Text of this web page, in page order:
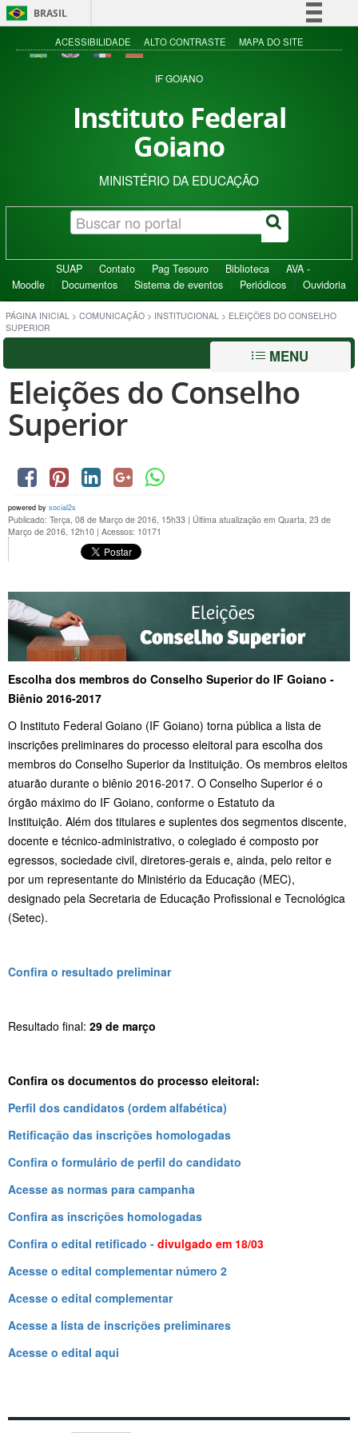
BRASIL
Simplifique!
Acesso à informação
ACESSIBILIDADE ALTO CONTRASTE MAPA DO SITE
IF GOIANO
Instituto Federal
Goiano
MINISTÉRIO DA EDUCAÇÃO
SUAP Contato Pag Tesouro Biblioteca
AVA -
Moodle
Documentos Sistema de eventos Periódicos Ouvidoria
PÁGINA INICIAL > COMUNICAÇÃO > INSTITUCIONAL > ELEIÇÕES DO CONSELHO
SUPERIOR
MENU
Eleições do Conselho
Superior
powered by social2s
Publicado: Terça, 08 de Março de 2016, 15h33 | Última atualização em Quarta, 23 de
Março de 2016, 12h10 | Acessos: 10171
Escolha dos membros do Conselho Superior do IF Goiano -
Biênio 2016-2017
O Instituto Federal Goiano (IF Goiano) torna pública a lista de
inscrições preliminares do processo eleitoral para escolha dos
membros do Conselho Superior da Instituição. Os membros eleitos
atuarão durante o biênio 2016-2017. O Conselho Superior é o
órgão máximo do IF Goiano, conforme o Estatuto da
Instituição. Além dos titulares e suplentes dos segmentos discente,
docente e técnico-administrativo, o colegiado é composto por
egressos, sociedade civil, diretores-gerais e, ainda, pelo reitor e
por um representante do Ministério da Educação (MEC),
designado pela Secretaria de Educação Profissional e Tecnológica
(Setec).
Confira o resultado preliminar
Resultado final: 29 de março
Confira os documentos do processo eleitoral:
Perfil dos candidatos (ordem alfabética)
Retificação das inscrições homologadas
Confira o formulário de perfil do candidato
Acesse as normas para campanha
Confira as inscrições homologadas
Confira o edital retificado - divulgado em 18/03
Acesse o edital complementar número 2
Acesse o edital complementar
Acesse a lista de inscrições preliminares
Acesse o edital aqui